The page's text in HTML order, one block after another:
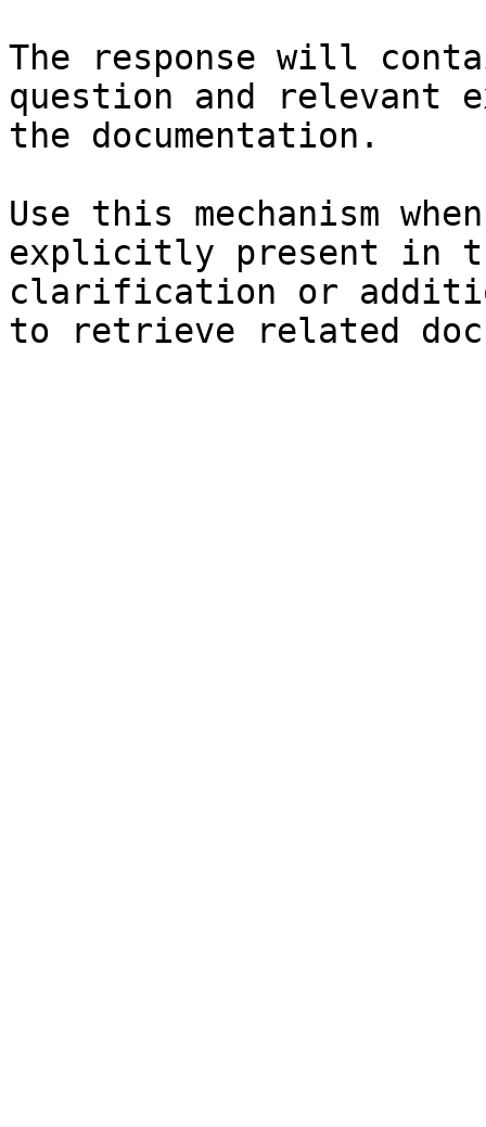
The response will
question and relevant
the documentation.
Use this mechanism
explicitly present in
clarification or